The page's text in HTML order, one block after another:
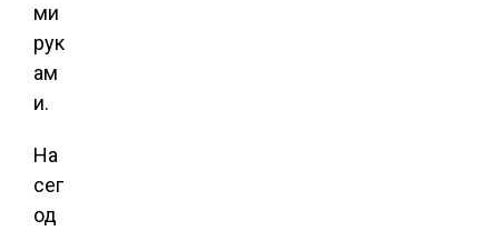
ми
рук
ам
и.
На
сег
од